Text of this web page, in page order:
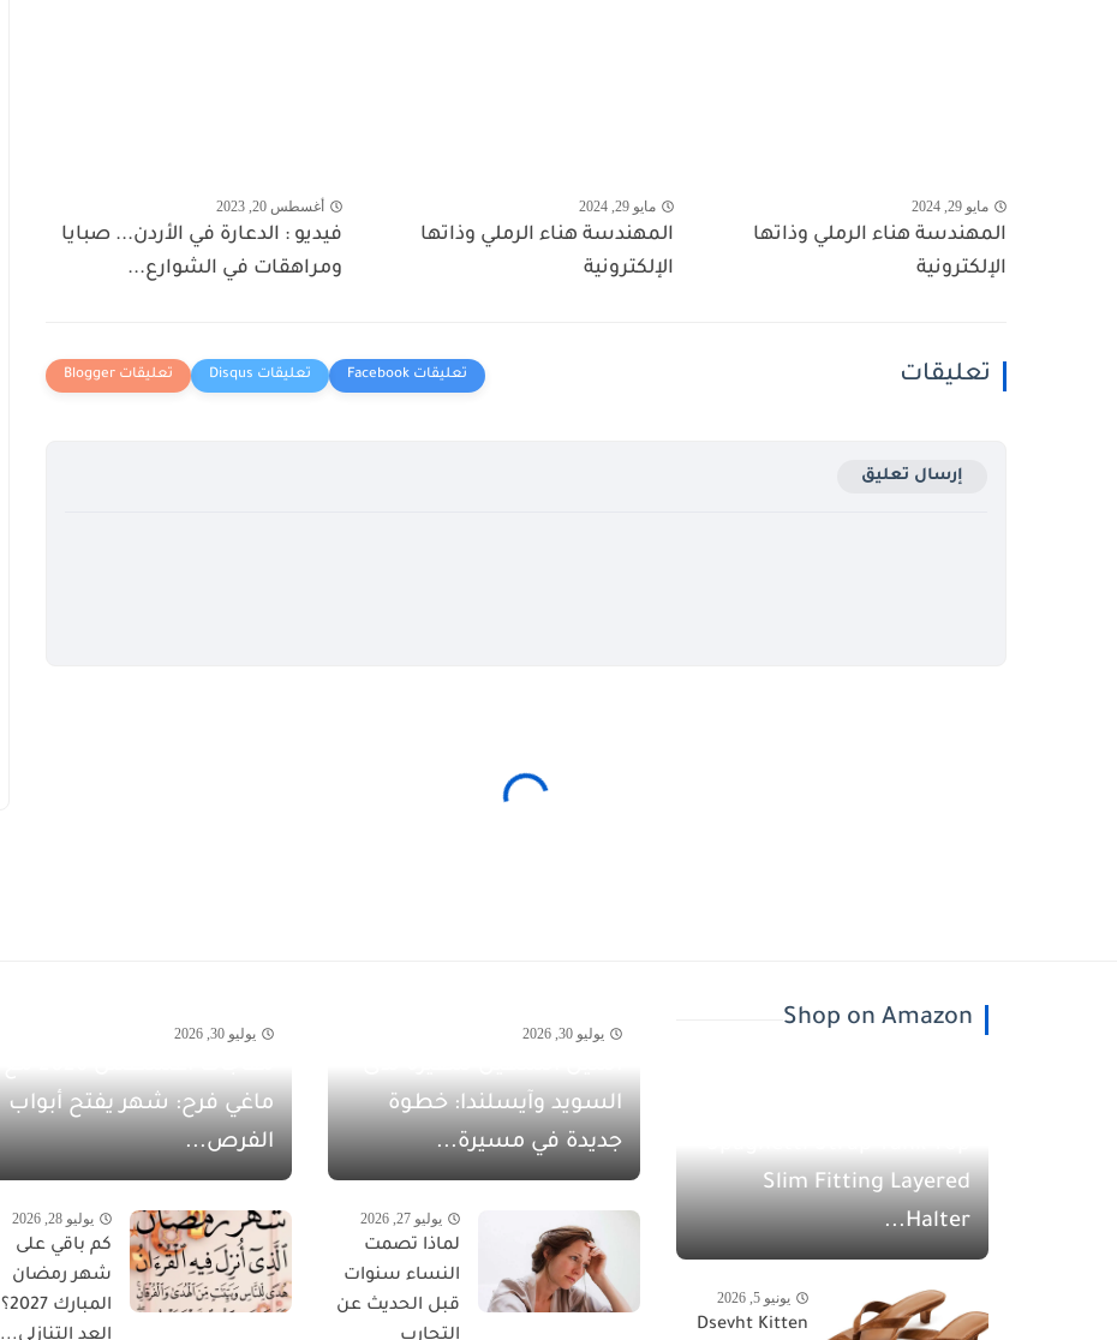
مايو 29, 2024
المهندسة هناء الرملي وذاتها
الإلكترونية
مايو 29, 2024
المهندسة هناء الرملي وذاتها
الإلكترونية
أغسطس 20, 2023
فيديو : الدعارة في الأردن... صبايا
ومراهقات في الشوارع...
تعليقات
إرسال تعليق
Shop on Amazon
Slim Fitting Layered
Halter...
يونيو 5, 2026
Dsevht Kitten
يوليو 30, 2026
السويد وآيسلندا: خطوة
جديدة في مسيرة...
يوليو 27, 2026
لماذا تصمت
النساء سنوات
قبل الحديث عن
التجارب
يوليو 30, 2026
ماغي فرح: شهر يفتح أبواب
الفرص...
يوليو 28, 2026
كم باقي على
شهر رمضان
المبارك 2027؟
العد التنازلي...